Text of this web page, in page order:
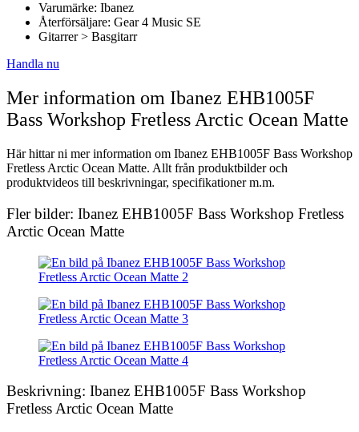
Varumärke: Ibanez
Återförsäljare: Gear 4 Music SE
Gitarrer > Basgitarr
Handla nu
Mer information om Ibanez EHB1005F
Bass Workshop Fretless Arctic Ocean Matte
Här hittar ni mer information om Ibanez EHB1005F Bass Workshop
Fretless Arctic Ocean Matte. Allt från produktbilder och
produktvideos till beskrivningar, specifikationer m.m.
Fler bilder: Ibanez EHB1005F Bass Workshop Fretless
Arctic Ocean Matte
Beskrivning: Ibanez EHB1005F Bass Workshop
Fretless Arctic Ocean Matte